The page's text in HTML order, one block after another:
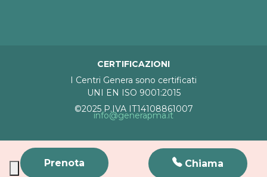
CERTIFICAZIONI
I Centri Genera sono certificati
UNI EN ISO 9001:2015
©2025 P.IVA IT14108861007
info@generapma.it
Prenota